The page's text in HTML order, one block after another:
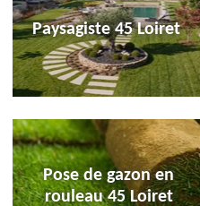
Paysagiste 45 Loiret
Pose de gazon en
rouleau 45 Loiret